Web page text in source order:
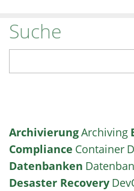
Suche
ArchivierungArchiving
Compliance Container
Datenbanken
Desaster Recovery